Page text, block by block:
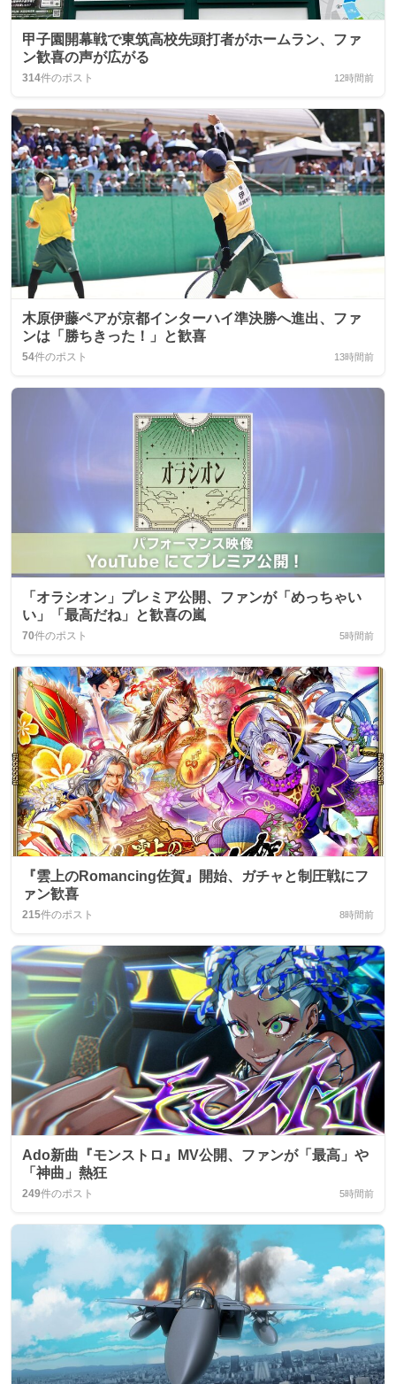
甲子園開幕戦で東筑高校先頭打者がホームラン、ファ
ン歓喜の声が広がる
314件のポスト 12時間前
木原伊藤ペアが京都インターハイ準決勝へ進出、ファ
ンは「勝ちきった！」と歓喜
54件のポスト 13時間前
「オラシオン」プレミア公開、ファンが「めっちゃい
い」「最高だね」と歓喜の嵐
70件のポスト 5時間前
『雲上のRomancing佐賀』開始、ガチャと制圧戦にフ
ァン歓喜
215件のポスト 8時間前
Ado新曲『モンストロ』MV公開、ファンが「最高」や
「神曲」熱狂
249件のポスト 5時間前